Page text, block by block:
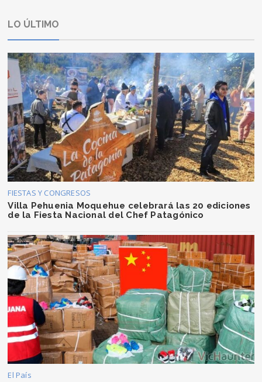
LO ÚLTIMO
FIESTAS Y CONGRESOS
Villa Pehuenia Moquehue celebrará las 20 ediciones
de la Fiesta Nacional del Chef Patagónico
El País